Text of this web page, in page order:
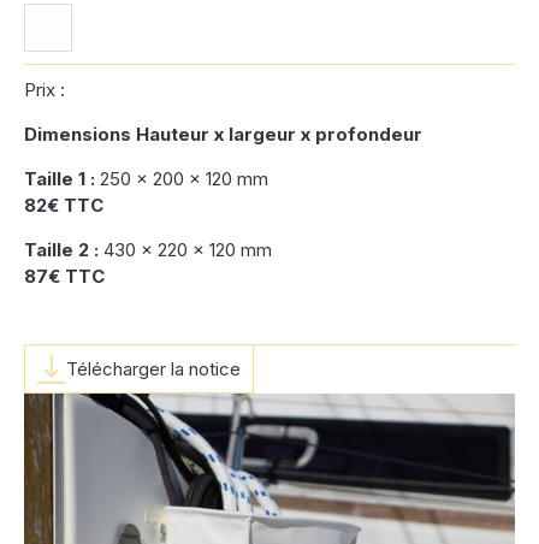
Prix :
Dimensions Hauteur x largeur x profondeur
Taille 1 : 250 x 200 x 120 mm
82€ TTC
Taille 2 : 430 x 220 x 120 mm
87€ TTC
Télécharger la notice